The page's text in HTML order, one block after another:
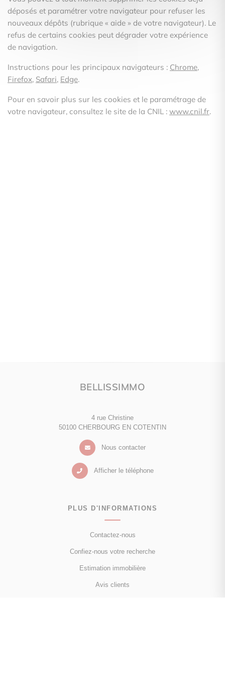
déposés et paramétrer votre navigateur pour refuser les
nouveaux dépôts (rubrique « aide » de votre navigateur). Le
refus de certains cookies peut dégrader votre expérience
de navigation.
Instructions pour les principaux navigateurs : Chrome,
Firefox, Safari, Edge.
Pour en savoir plus sur les cookies et le paramétrage de
votre navigateur, consultez le site de la CNIL : www.cnil.fr.
BELLISSIMMO
4 rue Christine
50100 CHERBOURG EN COTENTIN
Nous contacter
Afficher le téléphone
PLUS D'INFORMATIONS
Contactez-nous
Confiez-nous votre recherche
Estimation immobilière
Avis clients